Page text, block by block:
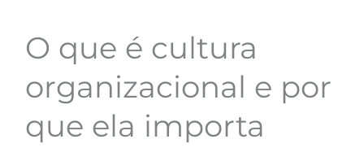
O que é cultura
organizacional e por
que ela importa